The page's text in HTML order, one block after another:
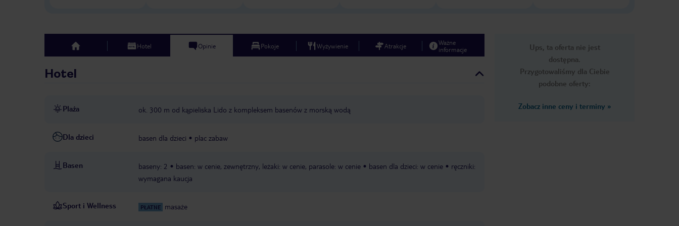
top Hotel Opinie Pokoje Wyżywienie Atrakcje
Ważne
informacje
Hotel
Plaża ok. 300 m od kąpieliska Lido z kompleksem basenów z morską wodą
Dla dzieci basen dla dzieci plac zabaw
Basen baseny: 2 basen: w cenie, zewnętrzny, leżaki: w cenie, parasole: w cenie basen dla dzieci: w cenie
ręczniki:
wymagana kaucja
Sport i Wellness PŁATNE masaże
Ups, ta oferta nie jest
dostępna.
Przygotowaliśmy dla Ciebie
podobne oferty:
Zobacz inne ceny i terminy »